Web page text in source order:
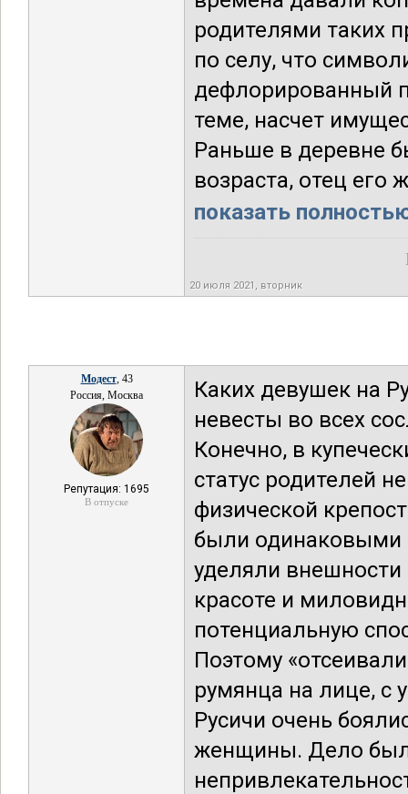
родителями таких
по селу, что
дефлорированный
теме, насчет
Раньше в деревне
возраста, отец его
показать
20 июля 2021, вторник
Модест, 43
Россия, Москва
Репутация: 1695
В отпуске
Каких девушек на
невесты во всех
Конечно, в
статус родителей
физической
были одинаковыми
уделяли внешности
красоте и
потенциальную
Поэтому
румянца на лице, с
Русичи очень
женщины. Дело